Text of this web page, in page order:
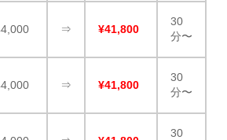
⇒ ¥41,800
30
分〜
⇒ ¥41,800
30
分〜
30